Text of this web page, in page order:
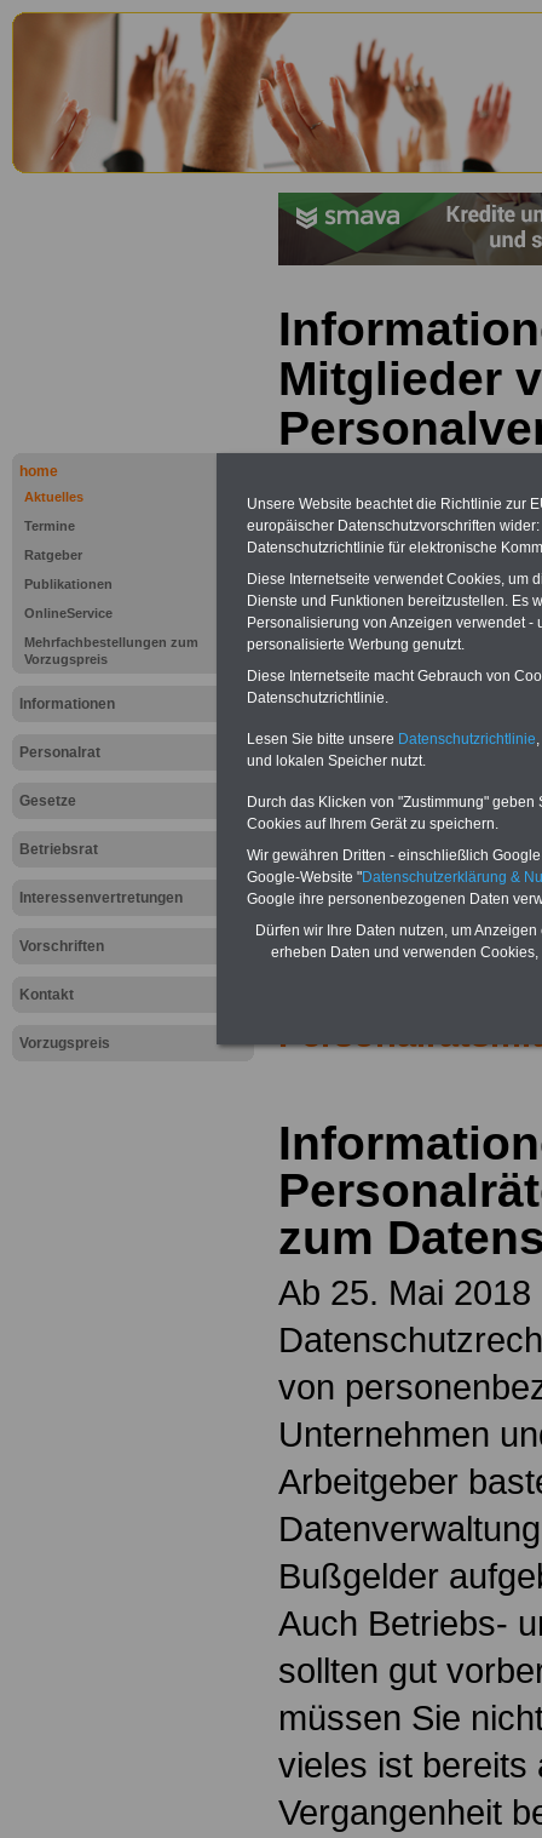
home
Aktuelles
Termine
Ratgeber
Publikationen
OnlineService
Mehrfachbestellungen zum
Vorzugspreis
Informationen
Personalrat
Gesetze
Betriebsrat
Interessenvertretungen
Vorschriften
Kontakt
Vorzugspreis
Mitglieder
>>>zur
zum
Ab 25. Mai
von
Unternehmen
Arbeitgeber
Bußgelder
Auch Betriebs-
sollten gut
müssen Sie
vieles ist bereits
Vergangenheit
Unsere Website beachtet die Richtlinie zur
europäischer Datenschutzvorschriften
Datenschutzrichtlinie für elektronische
Diese Internetseite verwendet Cookies, um
Dienste und Funktionen bereitzustellen. Es
Personalisierung von Anzeigen verwendet
personalisierte Werbung genutzt.
Diese Internetseite macht Gebrauch von
Datenschutzrichtlinie.
Lesen Sie bitte unsere Datenschutzrichtlinie
und lokalen Speicher nutzt.
Durch das Klicken von "Zustimmung"
Cookies auf Ihrem Gerät zu speichern.
Wir gewähren Dritten - einschließlich
Google-Website "Datenschutzerklärung &
Google ihre personenbezogenen Daten
Dürfen wir Ihre Daten nutzen, um
erheben Daten und verwenden